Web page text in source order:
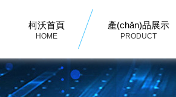
柯沃首頁
HOME
產(chǎn)品展示
PRODUCT